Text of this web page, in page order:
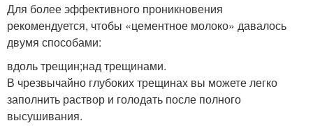
Для более эффективного проникновения
рекомендуется, чтобы «цементное молоко» давалось
двумя способами:
вдоль трещин;над трещинами.
В чрезвычайно глубоких трещинах вы можете легко
заполнить раствор и голодать после полного
высушивания.